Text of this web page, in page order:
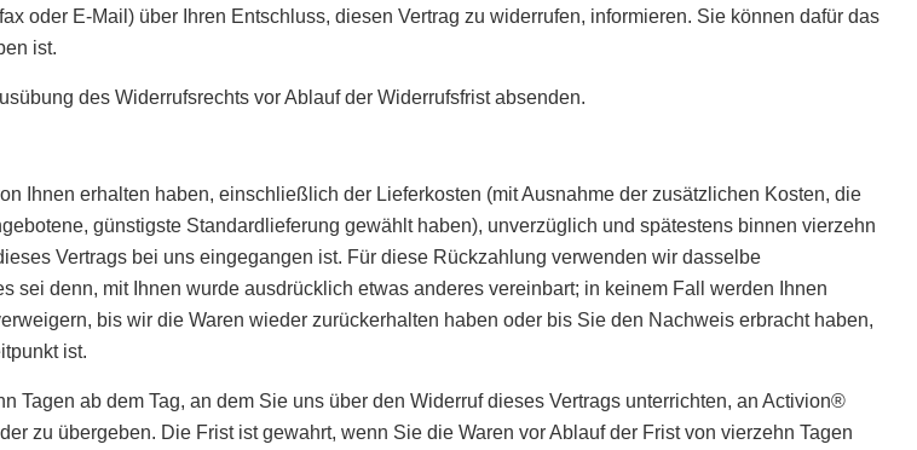
oder E-Mail) über Ihren Entschluss, diesen Vertrag zu widerrufen, informieren. Sie können dafür das
ist.
des Widerrufsrechts vor Ablauf der Widerrufsfrist absenden.
Ihnen erhalten haben, einschließlich der Lieferkosten (mit Ausnahme der zusätzlichen Kosten, die
günstigste Standardlieferung gewählt haben), unverzüglich und spätestens binnen vierzehn
Vertrags bei uns eingegangen ist. Für diese Rückzahlung verwenden wir dasselbe
denn, mit Ihnen wurde ausdrücklich etwas anderes vereinbart; in keinem Fall werden Ihnen
bis wir die Waren wieder zurückerhalten haben oder bis Sie den Nachweis erbracht haben,
ist.
ab dem Tag, an dem Sie uns über den Widerruf dieses Vertrags unterrichten, an Activion®
zu übergeben. Die Frist ist gewahrt, wenn Sie die Waren vor Ablauf der Frist von vierzehn Tagen